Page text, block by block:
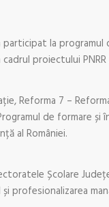
la
proiectului PNRR
Reforma 7 –
de formare
al României.
Școlare
profesionalizarea